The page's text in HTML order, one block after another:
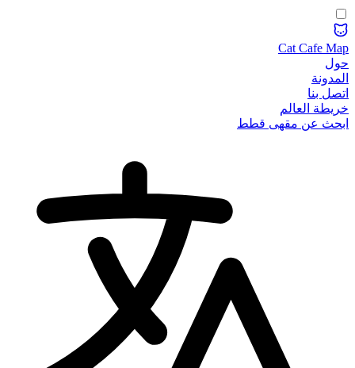
Cat Cafe Map
حول
المدونة
اتصل بنا
خريطة العالم
ابحث عن مقهى قطط